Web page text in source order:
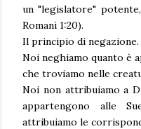
un "legislatore"
Romani 1:20).
Il principio di negazione.
Noi neghiamo quanto è
che troviamo nelle
Noi non attribuiamo a
appartengono alle
attribuiamo le